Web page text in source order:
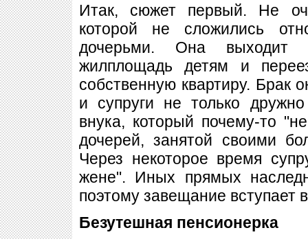
Итак, сюжет первый. Не
которой не сложились
дочерьми. Она выходит
жилплощадь детям и
собственную квартиру. Брак
и супруги не только
внука, который почему-то
дочерей, занятой своими
Через некоторое время
жене". Иных прямых
поэтому завещание вступает
Безутешная пенсионерка